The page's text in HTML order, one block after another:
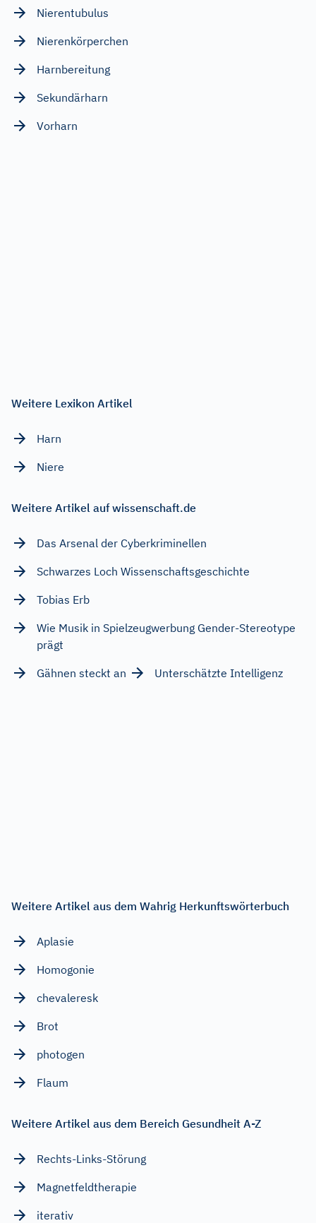
Nierentubulus
Nierenkörperchen
Harnbereitung
Sekundärharn
Vorharn
Weitere Lexikon Artikel
Harn
Niere
Weitere Artikel auf wissenschaft.de
Das Arsenal der Cyberkriminellen
Schwarzes Loch Wissenschaftsgeschichte
Tobias Erb
Wie Musik in Spielzeugwerbung Gender-Stereotype
prägt
Gähnen steckt an
Unterschätzte Intelligenz
Weitere Artikel aus dem Wahrig Herkunftswörterbuch
Aplasie
Homogonie
chevaleresk
Brot
photogen
Flaum
Weitere Artikel aus dem Bereich Gesundheit A-Z
Rechts-Links-Störung
Magnetfeldtherapie
iterativ